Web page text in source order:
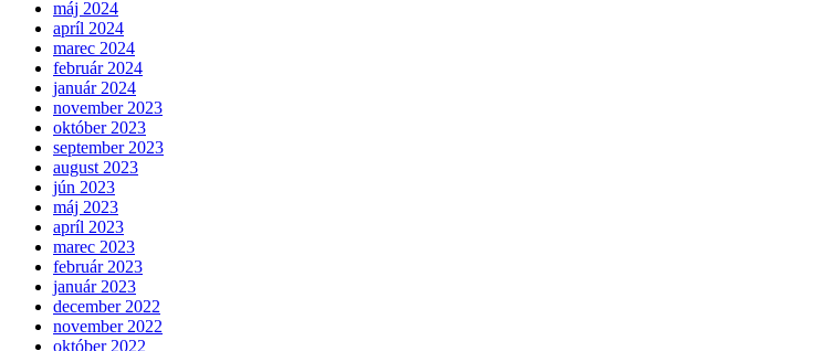
máj 2024
apríl 2024
marec 2024
február 2024
január 2024
november 2023
október 2023
september 2023
august 2023
jún 2023
máj 2023
apríl 2023
marec 2023
február 2023
január 2023
december 2022
november 2022
október 2022